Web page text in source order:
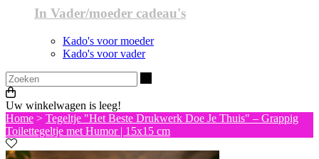
In Vader/moeder cadeau's
Kado's voor moeder
Kado's voor vader
Uw winkelwagen is leeg!
Home > Tegeltje "Het Beste Drukwerk Doe Je Thuis" – Grappig
Toilettegeltje met Humor | 15x15 cm